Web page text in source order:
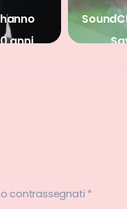
anni
contrassegnati *